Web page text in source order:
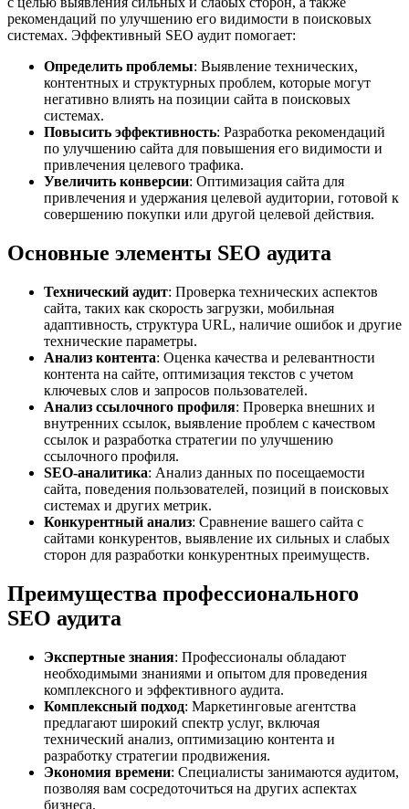
рекомендаций по улучшению его видимости в поисковых
системах. Эффективный SEO аудит помогает:
Определить проблемы: Выявление технических,
контентных и структурных проблем, которые могут
негативно влиять на позиции сайта в поисковых
системах.
Повысить эффективность: Разработка рекомендаций
по улучшению сайта для повышения его видимости и
привлечения целевого трафика.
Увеличить конверсии: Оптимизация сайта для
привлечения и удержания целевой аудитории, готовой к
совершению покупки или другой целевой действия.
Основные элементы SEO аудита
Технический аудит: Проверка технических аспектов
сайта, таких как скорость загрузки, мобильная
адаптивность, структура URL, наличие ошибок и другие
технические параметры.
Анализ контента: Оценка качества и релевантности
контента на сайте, оптимизация текстов с учетом
ключевых слов и запросов пользователей.
Анализ ссылочного профиля: Проверка внешних и
внутренних ссылок, выявление проблем с качеством
ссылок и разработка стратегии по улучшению
ссылочного профиля.
SEO-аналитика: Анализ данных по посещаемости
сайта, поведения пользователей, позиций в поисковых
системах и других метрик.
Конкурентный анализ: Сравнение вашего сайта с
сайтами конкурентов, выявление их сильных и слабых
сторон для разработки конкурентных преимуществ.
Преимущества профессионального
SEO аудита
Экспертные знания: Профессионалы обладают
необходимыми знаниями и опытом для проведения
комплексного и эффективного аудита.
Комплексный подход: Маркетинговые агентства
предлагают широкий спектр услуг, включая
технический анализ, оптимизацию контента и
разработку стратегии продвижения.
Экономия времени: Специалисты занимаются аудитом,
позволяя вам сосредоточиться на других аспектах
бизнеса.